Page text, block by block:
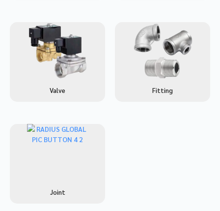
Valve Fitting
Joint